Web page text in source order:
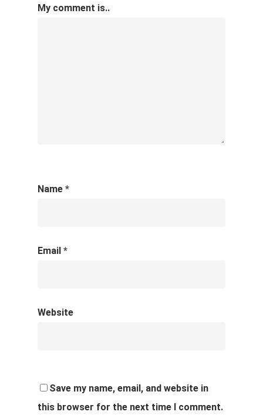
My comment is..
Name *
Email *
Website
Save my name, email, and website in
this browser for the next time I comment.